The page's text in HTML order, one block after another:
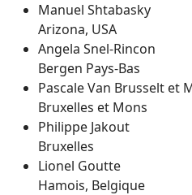
Manuel Shtabasky
Arizona, USA
Angela Snel-Rincon
Bergen Pays-Bas
Pascale Van Brusselt et
Bruxelles et Mons
Philippe Jakout
Bruxelles
Lionel Goutte
Hamois, Belgique